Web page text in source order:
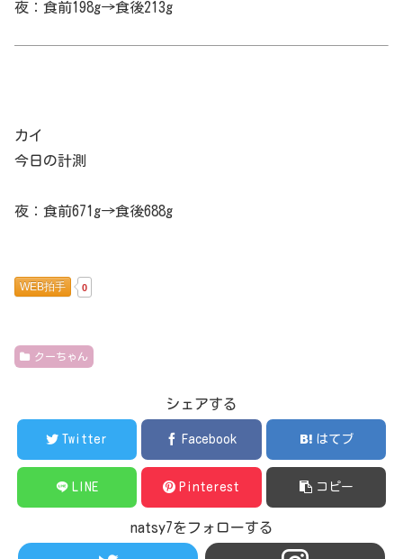
夜：食前198g→食後213g
カイ
今日の計測
夜：食前671g→食後688g
WEB拍手 0
クーちゃん
シェアする
Twitter Facebook はてブ
LINE Pinterest コピー
natsy7をフォローする